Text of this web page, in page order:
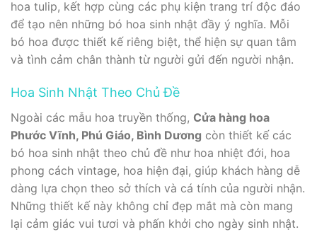
hoa tulip, kết hợp cùng các phụ kiện trang trí độc đáo
để tạo nên những bó hoa sinh nhật đầy ý nghĩa. Mỗi
bó hoa được thiết kế riêng biệt, thể hiện sự quan tâm
và tình cảm chân thành từ người gửi đến người nhận.
Hoa Sinh Nhật Theo Chủ Đề
Ngoài các mẫu hoa truyền thống, Cửa hàng hoa
Phước Vĩnh, Phú Giáo, Bình Dương còn thiết kế các
bó hoa sinh nhật theo chủ đề như hoa nhiệt đới, hoa
phong cách vintage, hoa hiện đại, giúp khách hàng dễ
dàng lựa chọn theo sở thích và cá tính của người nhận.
Những thiết kế này không chỉ đẹp mắt mà còn mang
lại cảm giác vui tươi và phấn khởi cho ngày sinh nhật.